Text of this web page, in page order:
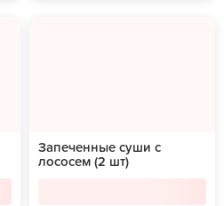
Запеченные суши с
лососем (2 шт)